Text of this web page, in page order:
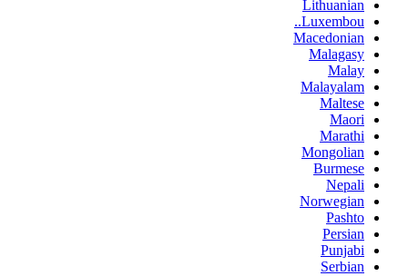
Lithuanian
Luxembou..
Macedonian
Malagasy
Malay
Malayalam
Maltese
Maori
Marathi
Mongolian
Burmese
Nepali
Norwegian
Pashto
Persian
Punjabi
Serbian